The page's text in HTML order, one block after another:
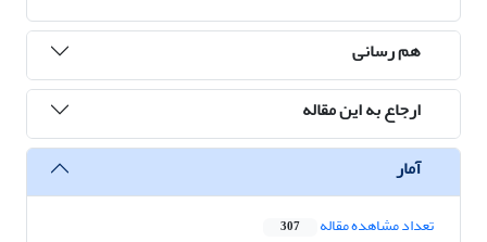
هم رسانی
ارجاع به این مقاله
آمار
تعداد مشاهده مقاله 307